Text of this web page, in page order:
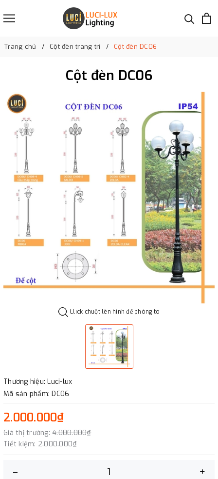
Trang chủ Cột đèn trang trí Cột đèn DC06
Cột đèn DC06
Click chuột lên hình để phóng to
Thương hiệu: Luci-lux
Mã sản phẩm: DC06
2.000.000₫
Giá thị trường: 4.000.000₫
Tiết kiệm: 2.000.000₫
– +